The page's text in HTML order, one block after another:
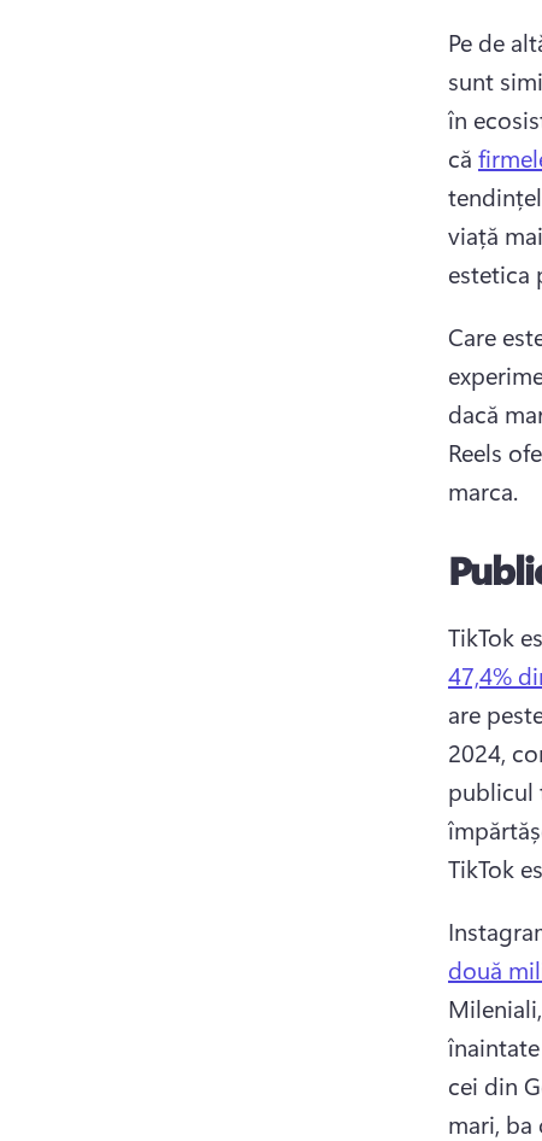
Pe de
sunt
în
că
viață
estetica
Care
dacă
Reels
marca.
TikTok
47,4%
are
2024,
publicul
TikTok
două
cei din
mari,